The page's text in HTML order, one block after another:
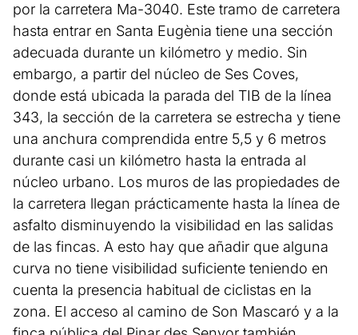
por la carretera Ma-3040. Este tramo de carretera
hasta entrar en Santa Eugènia tiene una sección
adecuada durante un kilómetro y medio. Sin
embargo, a partir del núcleo de Ses Coves,
donde está ubicada la parada del TIB de la línea
343, la sección de la carretera se estrecha y tiene
una anchura comprendida entre 5,5 y 6 metros
durante casi un kilómetro hasta la entrada al
núcleo urbano. Los muros de las propiedades de
la carretera llegan prácticamente hasta la línea de
asfalto disminuyendo la visibilidad en las salidas
de las fincas. A esto hay que añadir que alguna
curva no tiene visibilidad suficiente teniendo en
cuenta la presencia habitual de ciclistas en la
zona. El acceso al camino de Son Mascaró y a la